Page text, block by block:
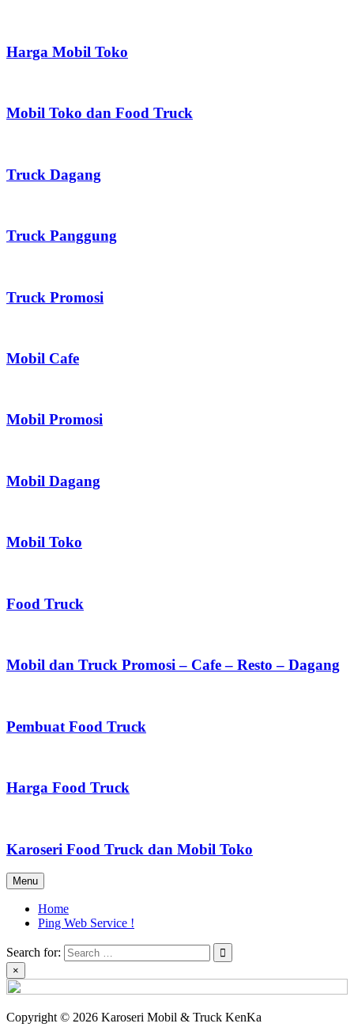
Harga Mobil Toko
Mobil Toko dan Food Truck
Truck Dagang
Truck Panggung
Truck Promosi
Mobil Cafe
Mobil Promosi
Mobil Dagang
Mobil Toko
Food Truck
Mobil dan Truck Promosi – Cafe – Resto – Dagang
Pembuat Food Truck
Harga Food Truck
Karoseri Food Truck dan Mobil Toko
Menu
Home
Ping Web Service !
Search for:
×
Copyright © 2026 Karoseri Mobil & Truck KenKa